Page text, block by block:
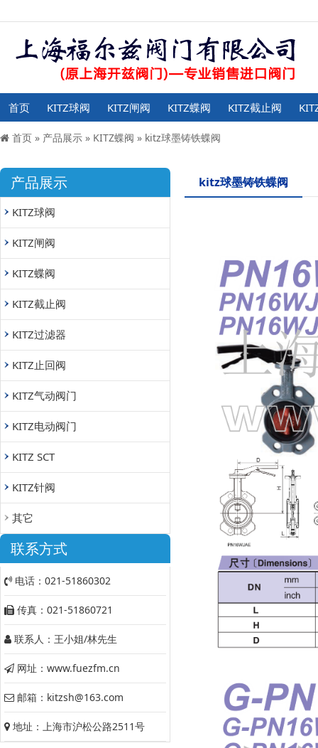
首页 KITZ球阀 KITZ闸阀 KITZ蝶阀 KITZ截止阀
首页 » 产品展示 » KITZ蝶阀 » kitz球墨铸铁蝶阀
产品展示
KITZ球阀
KITZ闸阀
KITZ蝶阀
KITZ截止阀
KITZ过滤器
KITZ止回阀
KITZ气动阀门
KITZ电动阀门
KITZ SCT
KITZ针阀
其它
联系方式
电话：021-51860302
传真：021-51860721
联系人：王小姐/林先生
网址：www.fuezfm.cn
邮箱：kitzsh@163.com
地址：上海市沪松公路2511号
kitz球墨铸铁蝶阀